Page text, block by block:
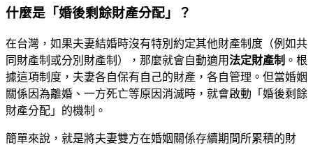
什麼是「婚後剩餘財產分配」？
在台灣，如果夫妻結婚時沒有特別約定其他財產制度（例如共
同財產制或分別財產制），那麼就會自動適用法定財產制 。根
據這項制度，夫妻各自保有自己的財產，各自管理。但當婚姻
關係因為離婚、一方死亡等原因消滅時，就會啟動「婚後剩餘
財產分配」的機制。
簡單來說，就是將夫妻雙方在婚姻關係存續期間所累積的財